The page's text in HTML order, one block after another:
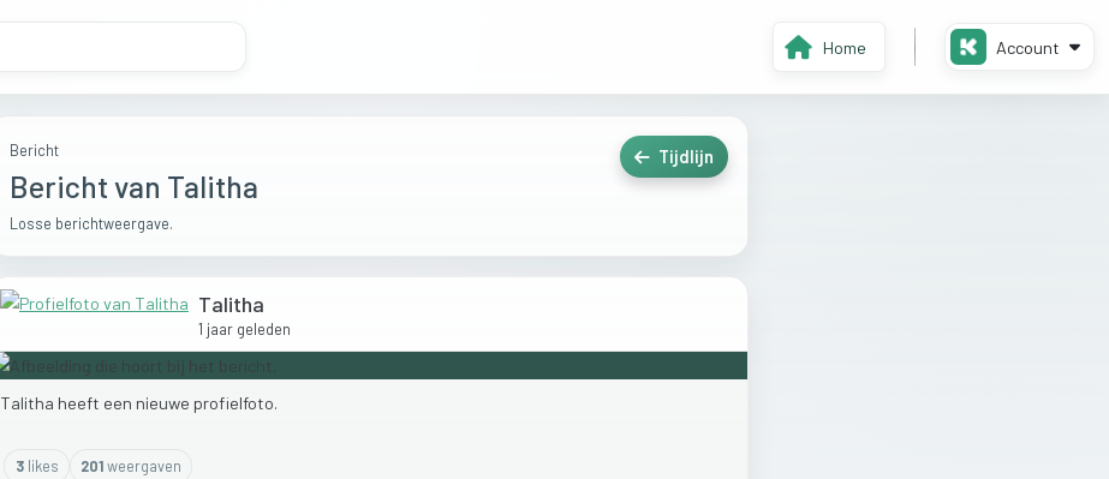
Home Account
Bericht
Bericht van Talitha
Losse berichtweergave.
Tijdlijn
Talitha
1 jaar geleden
Talitha heeft een nieuwe profielfoto.
3likes 201weergaven